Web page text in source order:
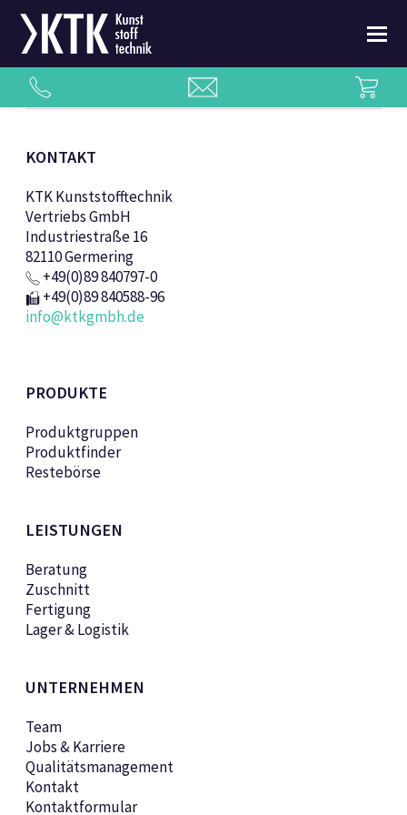
KONTAKT
KTK Kunststofftechnik
Vertriebs GmbH
Industriestraße 16
82110 Germering
+49(0)89 840797-0
+49(0)89 840588-96
info@ktkgmbh.de
PRODUKTE
Produktgruppen
Produktfinder
Restebörse
LEISTUNGEN
Beratung
Zuschnitt
Fertigung
Lager & Logistik
UNTERNEHMEN
Team
Jobs & Karriere
Qualitätsmanagement
Kontakt
Kontaktformular